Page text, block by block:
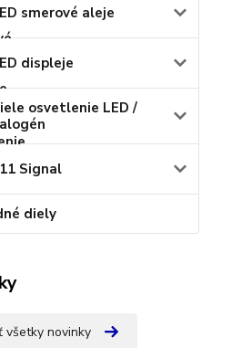
smerové aleje
displeje
osvetlenie LED /
Signal
diely
všetky novinky